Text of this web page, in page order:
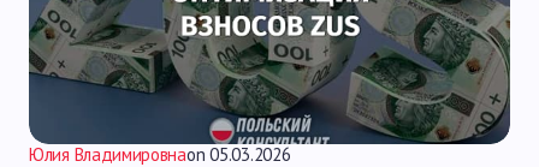
Юлия Владимировнаon 05.03.2026